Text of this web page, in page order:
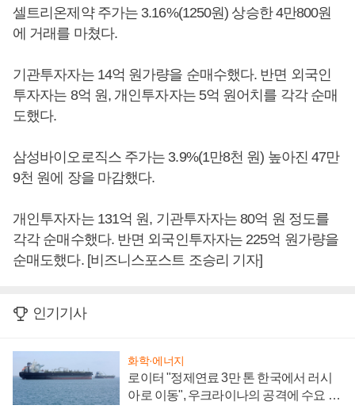
셀트리온제약 주가는 3.16%(1250원) 상승한 4만800원
에 거래를 마쳤다.
기관투자자는 14억 원가량을 순매수했다. 반면 외국인
투자자는 8억 원, 개인투자자는 5억 원어치를 각각 순매
도했다.
삼성바이오로직스 주가는 3.9%(1만8천 원) 높아진 47만
9천 원에 장을 마감했다.
개인투자자는 131억 원, 기관투자자는 80억 원 정도를
각각 순매수했다. 반면 외국인투자자는 225억 원가량을
순매도했다. [비즈니스포스트 조승리 기자]
인기기사
화학·에너지
로이터 "정제연료 3만 톤 한국에서 러시
아로 이동", 우크라이나의 공격에 수요 늘